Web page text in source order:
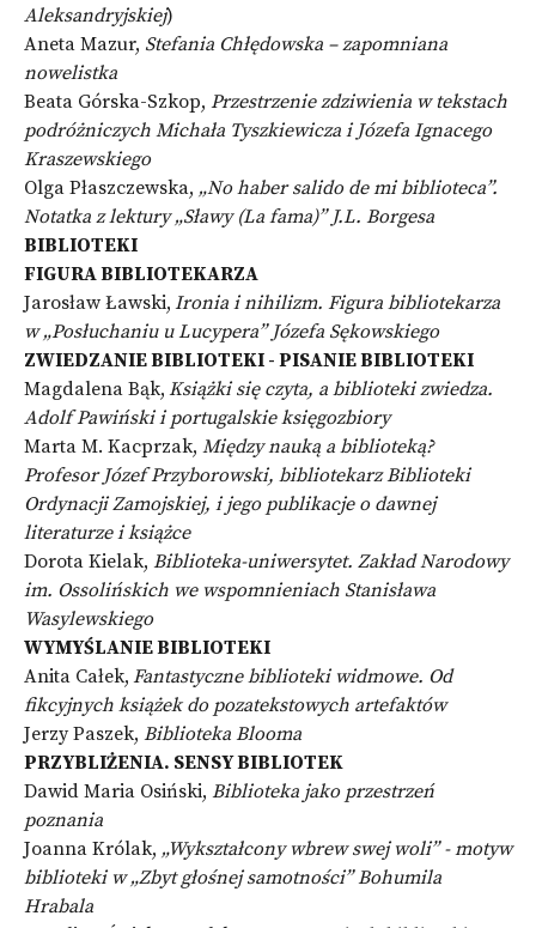
Aleksandryjskiej)
Aneta Mazur, Stefania Chłędowska – zapomniana
nowelistka
Beata Górska-Szkop, Przestrzenie zdziwienia w tekstach
podróżniczych Michała Tyszkiewicza i Józefa Ignacego
Kraszewskiego
Olga Płaszczewska, „No haber salido de mi biblioteca”.
Notatka z lektury „Sławy (La fama)” J.L. Borgesa
BIBLIOTEKI
FIGURA BIBLIOTEKARZA
Jarosław Ławski, Ironia i nihilizm. Figura bibliotekarza
w „Posłuchaniu u Lucypera” Józefa Sękowskiego
ZWIEDZANIE BIBLIOTEKI - PISANIE BIBLIOTEKI
Magdalena Bąk, Książki się czyta, a biblioteki zwiedza.
Adolf Pawiński i portugalskie księgozbiory
Marta M. Kacprzak, Między nauką a biblioteką?
Profesor Józef Przyborowski, bibliotekarz Biblioteki
Ordynacji Zamojskiej, i jego publikacje o dawnej
literaturze i książce
Dorota Kielak, Biblioteka-uniwersytet. Zakład Narodowy
im. Ossolińskich we wspomnieniach Stanisława
Wasylewskiego
WYMYŚLANIE BIBLIOTEKI
Anita Całek, Fantastyczne biblioteki widmowe. Od
fikcyjnych książek do pozatekstowych artefaktów
Jerzy Paszek, Biblioteka Blooma
PRZYBLIŻENIA. SENSY BIBLIOTEK
Dawid Maria Osiński, Biblioteka jako przestrzeń
poznania
Joanna Królak, „Wykształcony wbrew swej woli” - motyw
biblioteki w „Zbyt głośnej samotności” Bohumila
Hrabala